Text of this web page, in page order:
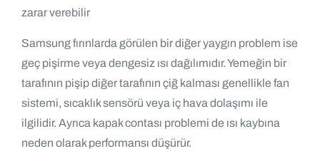
zarar verebilir
Samsung fırınlarda görülen bir diğer yaygın problem ise
geç pişirme veya dengesiz ısı dağılımıdır. Yemeğin bir
tarafının pişip diğer tarafının çiğ kalması genellikle fan
sistemi, sıcaklık sensörü veya iç hava dolaşımı ile
ilgilidir. Ayrıca kapak contası problemi de ısı kaybına
neden olarak performansı düşürür.